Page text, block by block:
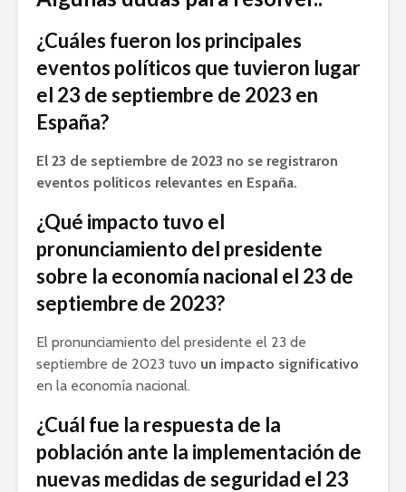
¿Cuáles fueron los principales
eventos políticos que tuvieron lugar
el 23 de septiembre de 2023 en
España?
El 23 de septiembre de 2023 no se registraron
eventos políticos relevantes en España.
¿Qué impacto tuvo el
pronunciamiento del presidente
sobre la economía nacional el 23 de
septiembre de 2023?
El pronunciamiento del presidente el 23 de
septiembre de 2023 tuvo un impacto significativo
en la economía nacional.
¿Cuál fue la respuesta de la
población ante la implementación de
nuevas medidas de seguridad el 23